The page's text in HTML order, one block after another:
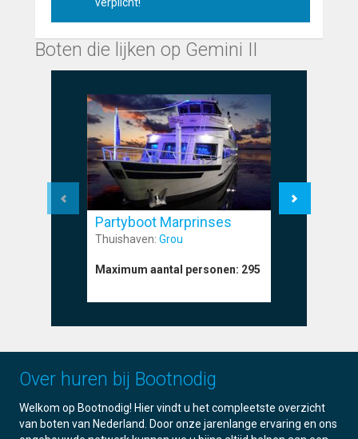
Boten die lijken op Gemini II
Partyboot Marprinses
Thuishaven: Grou
Maximum aantal personen: 295
Over huren bij Bootnodig
Welkom op Bootnodig! Hier vindt u het compleetste overzicht
van boten van Nederland. Door onze jarenlange ervaring en ons